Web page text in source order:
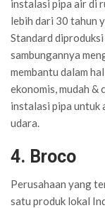
instalasi pipa air di
lebih dari 30 tahun
Standard
sambungannya
membantu dalam
ekonomis, mudah &
instalasi pipa untuk
udara.
4. Broco
Perusahaan yang
satu produk lokal